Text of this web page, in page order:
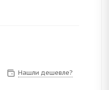
Нашли дешевле?